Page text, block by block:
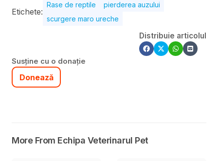
Etichete:
Rase de reptile
pierderea auzului
scurgere maro ureche
Distribuie articolul
Susține cu o donație
Donează
More From Echipa Veterinarul Pet